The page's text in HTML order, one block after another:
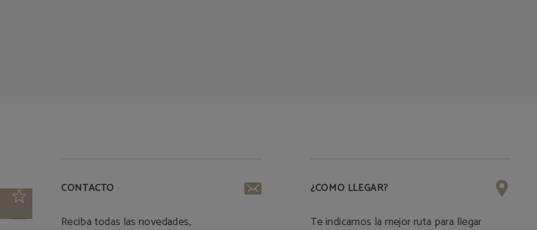
CONTACTO
Reciba todas las novedades,
¿CÓMO LLEGAR?
Te indicamos la mejor ruta para llegar